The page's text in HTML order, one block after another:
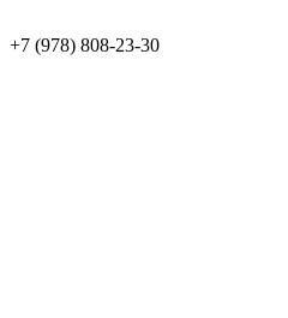
+7 (978) 808-23-30